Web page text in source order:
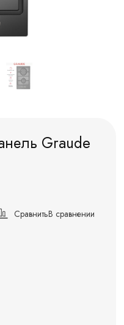
Graude
СравнитьВ сравнении